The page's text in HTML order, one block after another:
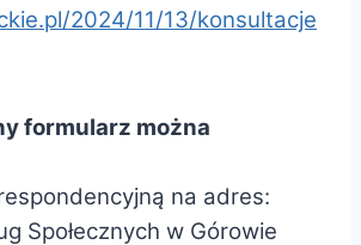
2024/11/13/konsultacje
formularz można
na adres:
Społecznych w Górowie